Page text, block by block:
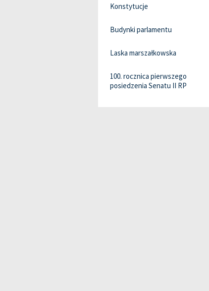
Konstytucje
Budynki parlamentu
Laska marszałkowska
100. rocznica pierwszego
posiedzenia Senatu II RP